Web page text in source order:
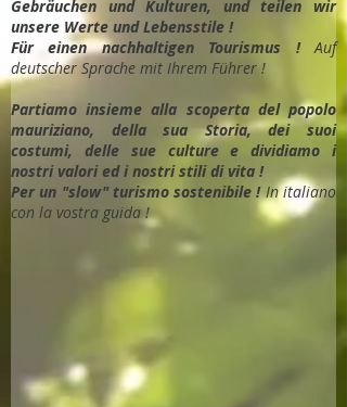
Gebräuchen und Kulturen, und teilen wir
unsere Werte und Lebensstile !
Für einen nachhaltigen Tourismus !Auf
deutscher Sprache mit Ihrem Führer !
Partiamo insieme alla scoperta del popolo
mauriziano, della sua Storia, dei suoi
costumi, delle sue culture e dividiamo i
nostri valori ed i nostri stili di vita !
Per un "slow" turismo sostenibile !In italiano
con la vostra guida !